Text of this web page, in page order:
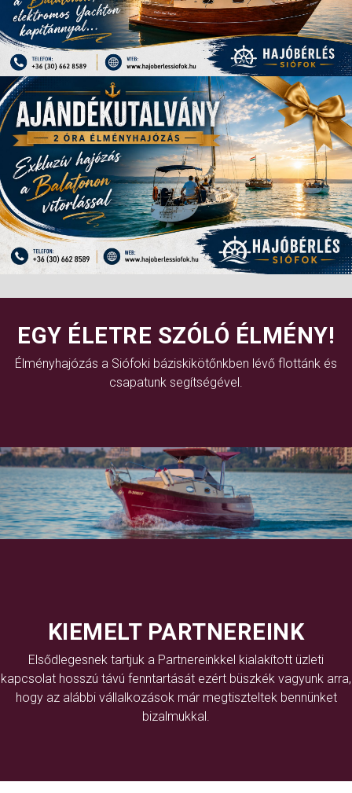
EGY ÉLETRE SZÓLÓ ÉLMÉNY!
Élményhajózás a Siófoki báziskikötőnkben lévő flottánk és
csapatunk segítségével.
KIEMELT PARTNEREINK
Elsődlegesnek tartjuk a Partnereinkkel kialakított üzleti
kapcsolat hosszú távú fenntartását ezért büszkék vagyunk arra,
hogy az alábbi vállalkozások már megtiszteltek bennünket
bizalmukkal.